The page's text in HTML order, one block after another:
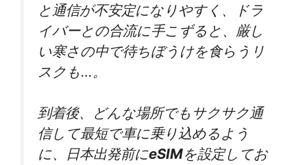
と通信が不安定になりやすく、ドラ
イバーとの合流に手こずると、厳し
い寒さの中で待ちぼうけを食らうリ
スクも…。
到着後、どんな場所でもサクサク通
信して最短で車に乗り込めるよう
に、日本出発前にeSIMを設定してお